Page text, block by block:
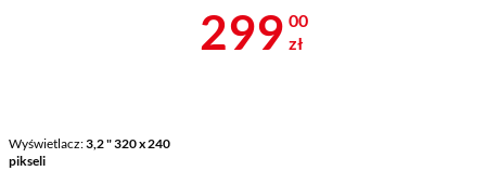
Wyświetlacz 3,2 " 320 x 240
pikseli
Cena 299 zł
299 00
zł